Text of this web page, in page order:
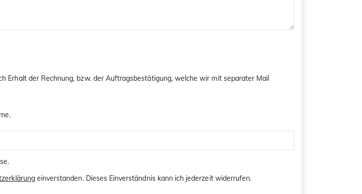
Erhalt der Rechnung, bzw. der Auftragsbestätigung, welche wir mit separater Mail
einverstanden. Dieses Einverständnis kann ich jederzeit widerrufen.